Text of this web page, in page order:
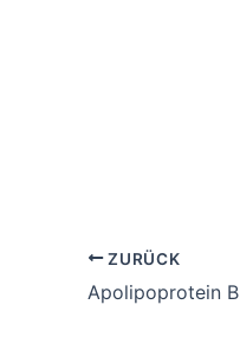
ZURÜCK
Apolipoprotein B